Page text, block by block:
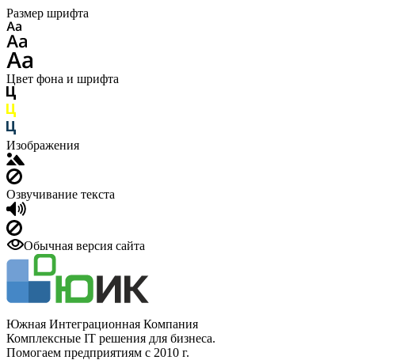
Размер шрифта
Цвет фона и шрифта
Изображения
Озвучивание текста
Обычная версия сайта
Южная Интеграционная Компания
Комплексные IT решения для бизнеса.
Помогаем предприятиям с 2010 г.